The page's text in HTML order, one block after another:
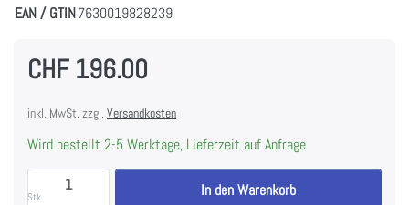
EAN / GTIN7630019828239
CHF 196.00
inkl. MwSt. zzgl. Versandkosten
Wird bestellt 2-5 Werktage, Lieferzeit auf Anfrage
Stk.
WESCO Arbeit Anbindung elektrische Klappe/ZLR,
In den Warenkorb